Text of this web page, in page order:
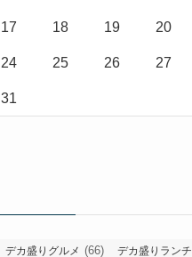
17 18 19 20
24 25 26 27
31
デカ盛りグルメ (66) デカ盛りランチ